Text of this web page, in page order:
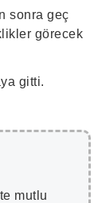
sonra geç
görecek
gitti.
mutlu